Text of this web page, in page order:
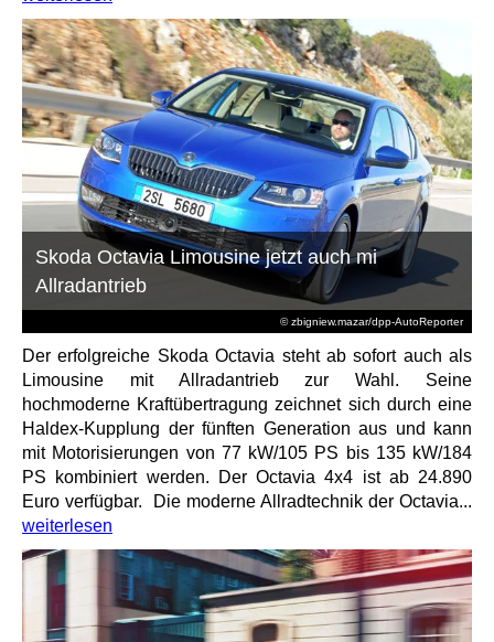
© zbigniew.mazar/dpp-AutoReporter
Skoda Octavia Limousine jetzt auch mi
Allradantrieb
Der erfolgreiche Skoda Octavia steht ab sofort auch als
Limousine mit Allradantrieb zur Wahl. Seine
hochmoderne Kraftübertragung zeichnet sich durch eine
Haldex-Kupplung der fünften Generation aus und kann
mit Motorisierungen von 77 kW/105 PS bis 135 kW/184
PS kombiniert werden. Der Octavia 4x4 ist ab 24.890
Euro verfügbar. Die moderne Allradtechnik der Octavia...
weiterlesen